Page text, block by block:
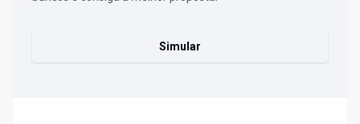
Simular